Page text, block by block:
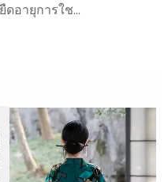
อายุการใช...